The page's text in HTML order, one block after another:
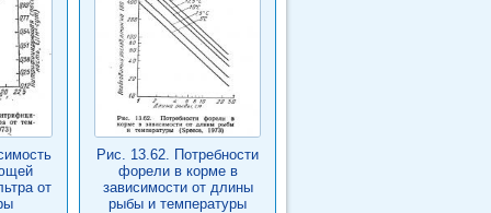
от
Рис. 13.62. Потребности
форели в корме в
зависимости от длины
рыбы и температуры